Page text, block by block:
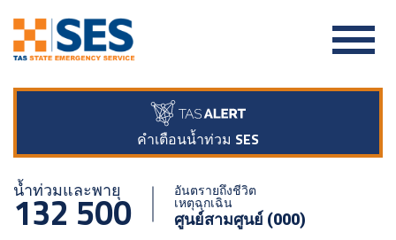
คำเตือนน้ำท่วม SES
น้ำท่วมและพายุ
132 500
อันตรายถึงชีวิต
เหตุฉุกเฉิน
ศูนย์สามศูนย์ (000)